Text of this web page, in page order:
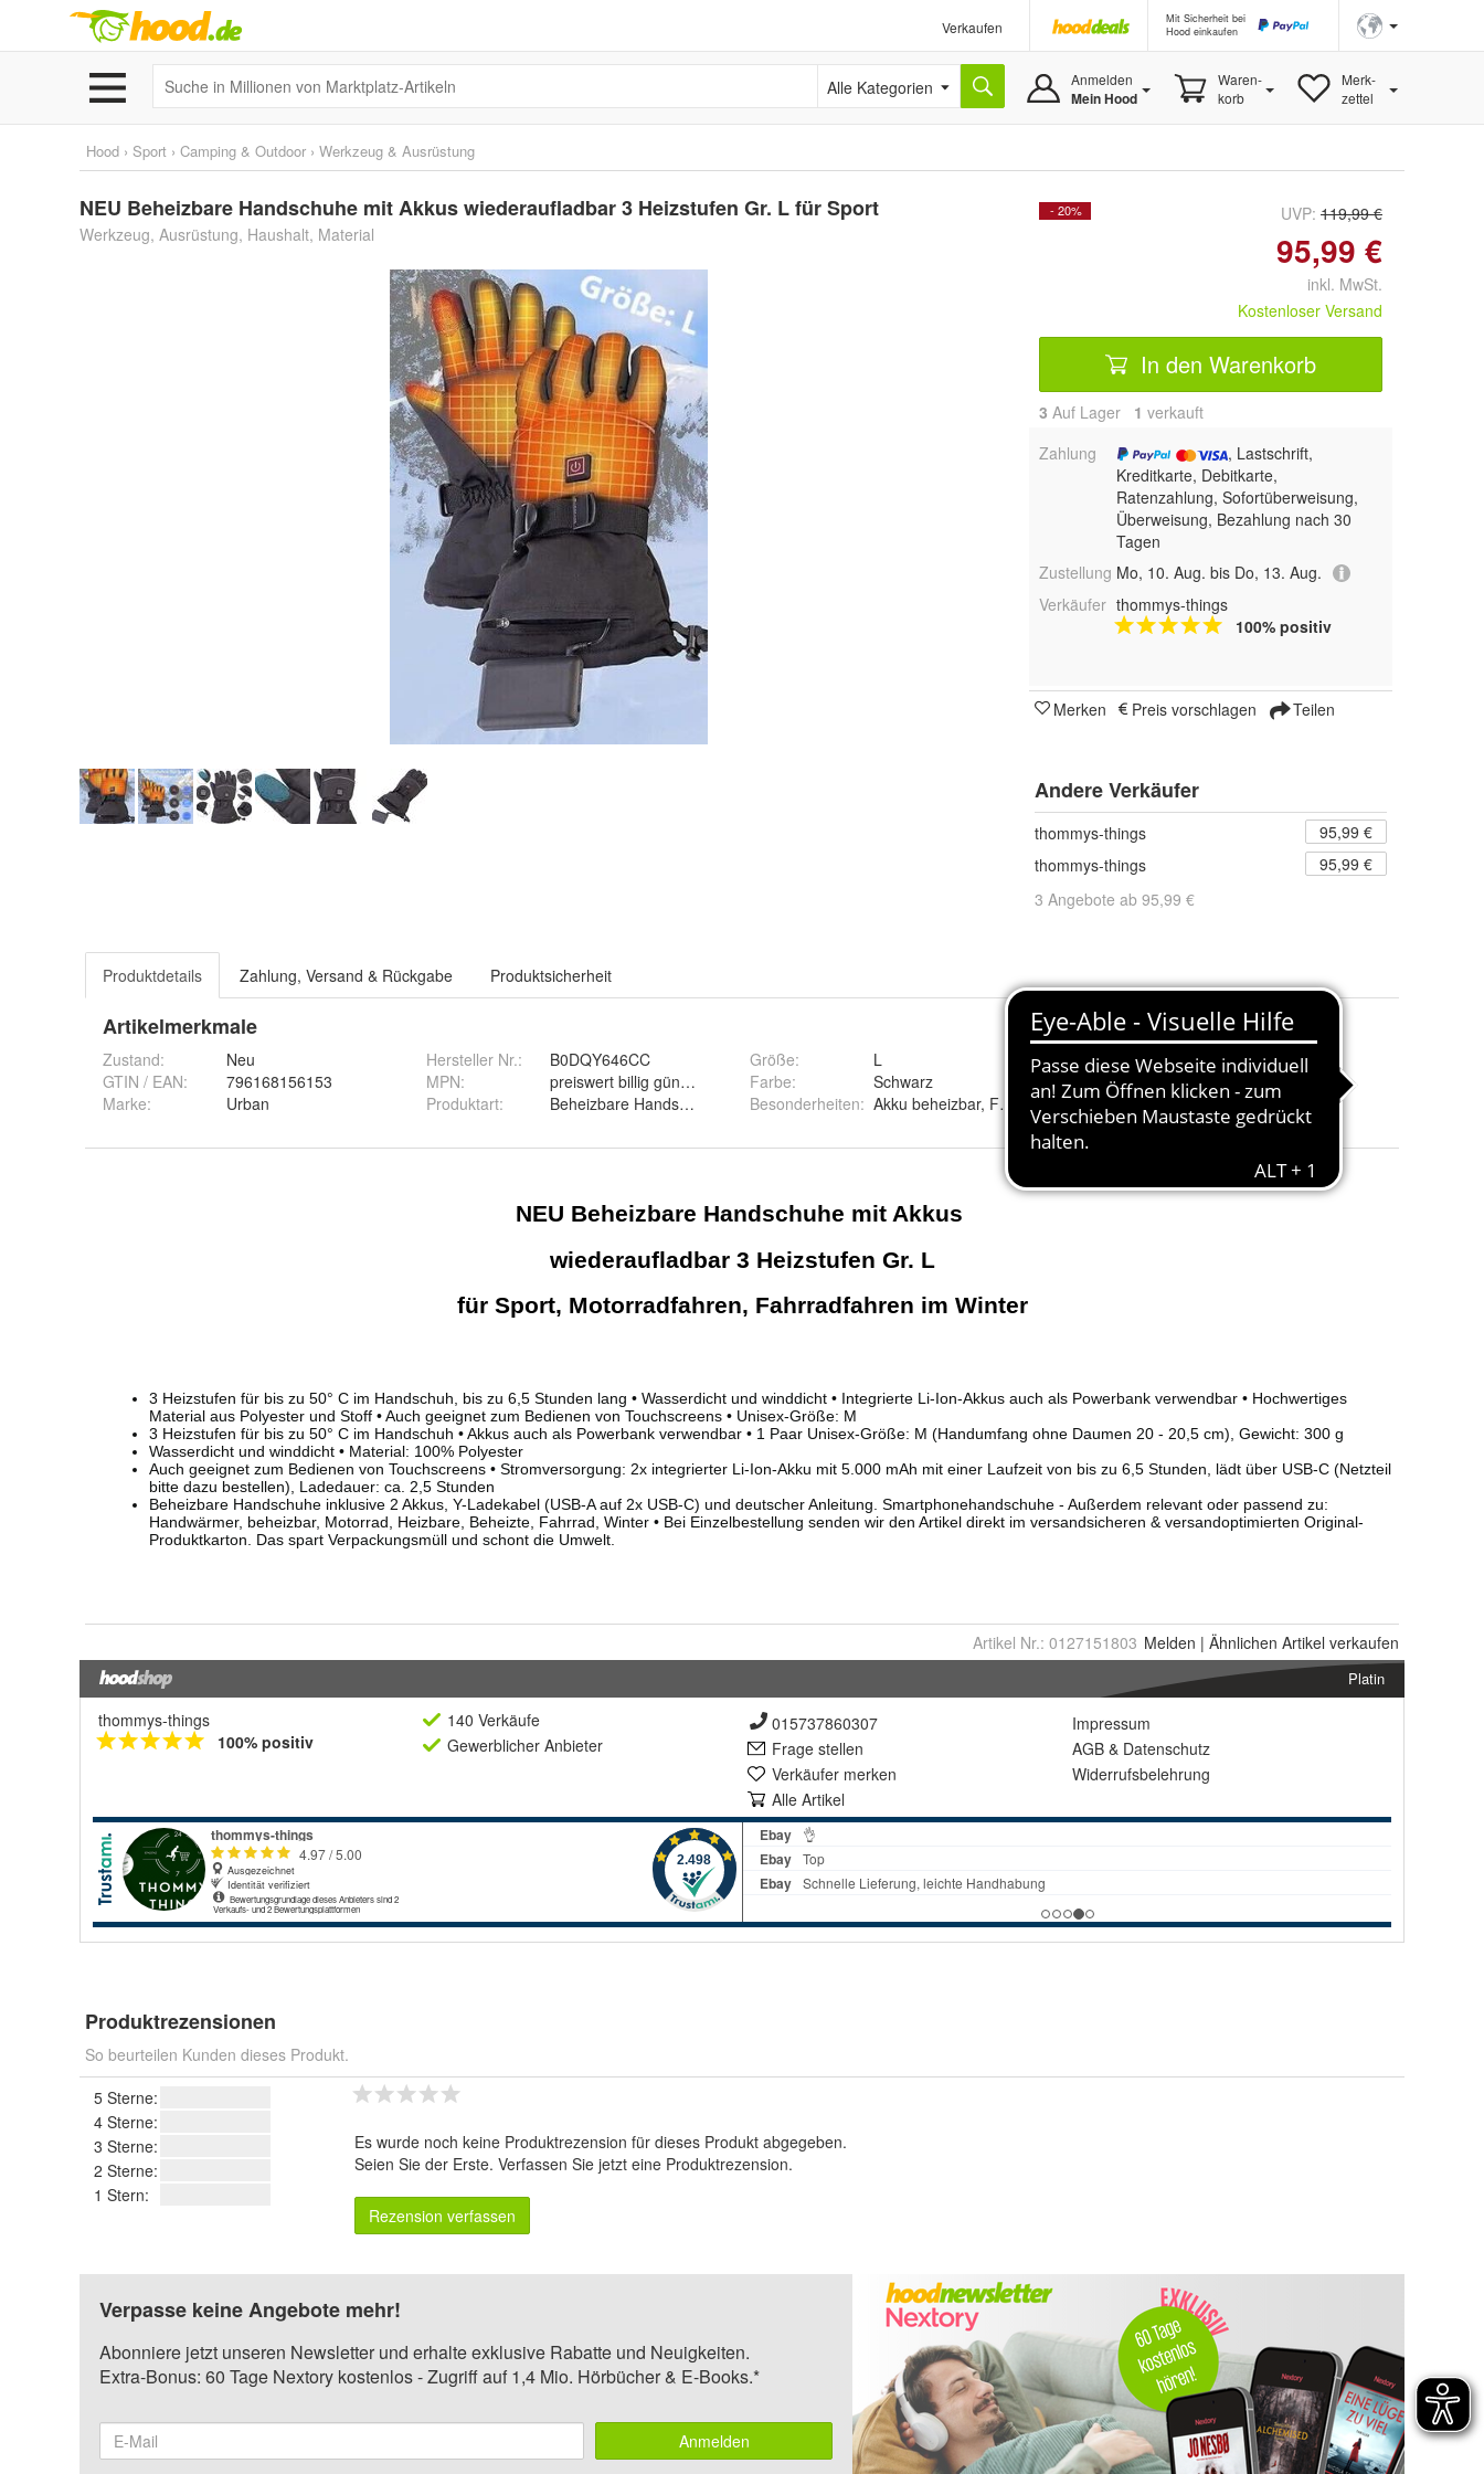
Verkaufen
Mit Sicherheit bei
Hood einkaufen
Alle Kategorien Anmelden
Mein Hood
Waren-
korb
Merk-
zettel
Hood › Sport › Camping & Outdoor › Werkzeug & Ausrüstung
NEU Beheizbare Handschuhe mit Akkus wiederaufladbar 3 Heizstufen Gr. L für Sport
Werkzeug, Ausrüstung, Haushalt, Material
- 20% UVP: 119,99 €
95,99 €
inkl. MwSt.
Kostenloser Versand
In den Warenkorb
3 Auf Lager 1 verkauft
Zahlung
, Lastschrift,
Kreditkarte, Debitkarte,
Ratenzahlung, Sofortüberweisung,
Überweisung, Bezahlung nach 30
Tagen
Zustellung Mo, 10. Aug. bis Do, 13. Aug.
Verkäufer thommys-things
100% positiv
Merken Preis vorschlagen Teilen
Andere Verkäufer
thommys-things
95,99 €
thommys-things
95,99 €
3 Angebote ab 95,99 €
Produktdetails Zahlung, Versand & Rückgabe Produktsicherheit
Artikelmerkmale
Zustand:
Neu
GTIN / EAN:
796168156153
Marke:
Urban
Hersteller Nr.:
B0DQY646CC
MPN:
preiswert billig günstig
Produktart: Beheizbare Handschuhe
Größe:
L
Farbe:
Schwarz
Besonderheiten: Akku beheizbar, Feuchtigkeitsabführend, Wasser
Abteilung: Unisex Erwachsene
Artikel Nr.: 0127151803 Melden | Ähnlichen Artikel verkaufen
Platin
thommys-things
100% positiv
140 Verkäufe
Gewerblicher Anbieter
015737860307
Frage stellen
Verkäufer merken
Alle Artikel
Impressum
AGB & Datenschutz
Widerrufsbelehrung
Produktrezensionen
So beurteilen Kunden dieses Produkt.
5 Sterne:
4 Sterne:
3 Sterne:
2 Sterne:
1 Stern:
Es wurde noch keine Produktrezension für dieses Produkt abgegeben.
Seien Sie der Erste. Verfassen Sie jetzt eine Produktrezension.
Rezension verfassen
Verpasse keine Angebote mehr!
Abonniere jetzt unseren Newsletter und erhalte exklusive Rabatte und Neuigkeiten.
Extra-Bonus: 60 Tage Nextory kostenlos - Zugriff auf 1,4 Mio. Hörbücher & E-Books.*
Anmelden